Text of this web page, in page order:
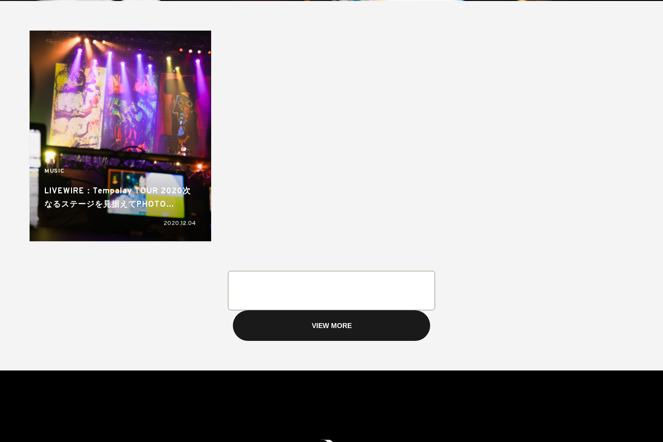
MUSIC
LIVEWIRE：Tempalay TOUR 2020次
なるステージを見据えてPHOTO
2020.12.04
VIEW MORE